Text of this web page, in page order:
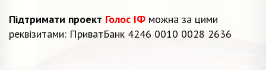
Підтримати проект Голос ІФ можна за цими
реквізитами: ПриватБанк 4246 0010 0028 2636